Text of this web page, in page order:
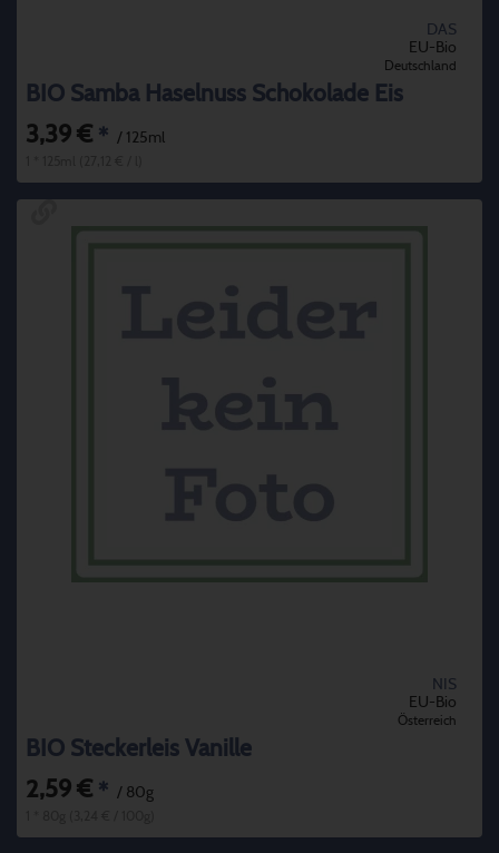
DAS
EU-Bio
Deutschland
BIO Samba Haselnuss Schokolade Eis
3,39 € * / 125ml
NIS
EU-Bio
Österreich
BIO Steckerleis Vanille
2,59 € * / 80g